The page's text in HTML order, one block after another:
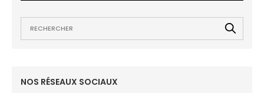
NOS RÉSEAUX SOCIAUX